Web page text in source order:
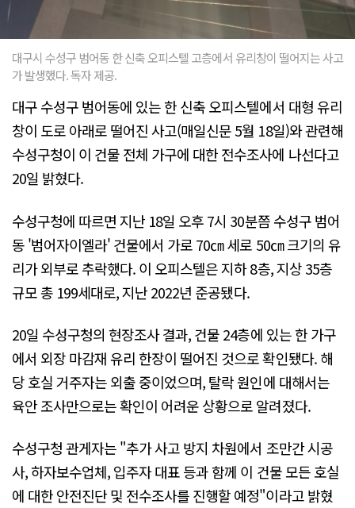
대구시 수성구 범어동 한 신축 오피스텔 고층에서 유리창이 떨어지는 사고
가 발생했다. 독자 제공.
대구 수성구 범어동에 있는 한 신축 오피스텔에서 대형 유리
창이 도로 아래로 떨어진 사고(매일신문 5월 18일)와 관련해
수성구청이 이 건물 전체 가구에 대한 전수조사에 나선다고
20일 밝혔다.
수성구청에 따르면 지난 18일 오후 7시 30분쯤 수성구 범어
동 '범어자이엘라' 건물에서 가로 70㎝ 세로 50㎝ 크기의 유
리가 외부로 추락했다. 이 오피스텔은 지하 8층, 지상 35층
규모 총 199세대로, 지난 2022년 준공됐다.
20일 수성구청의 현장조사 결과, 건물 24층에 있는 한 가구
에서 외장 마감재 유리 한장이 떨어진 것으로 확인됐다. 해
당 호실 거주자는 외출 중이었으며, 탈락 원인에 대해서는
육안 조사만으로는 확인이 어려운 상황으로 알려졌다.
수성구청 관게자는 "추가 사고 방지 차원에서 조만간 시공
사, 하자보수업체, 입주자 대표 등과 함께 이 건물 모든 호실
에 대한 안전진단 및 전수조사를 진행할 예정"이라고 밝혔